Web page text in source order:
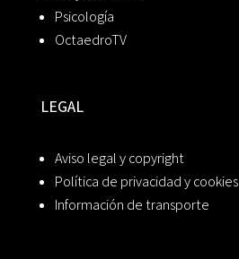
Psicología
OctaedroTV
LEGAL
Aviso legal y copyright
Política de privacidad y cookies
Información de transporte